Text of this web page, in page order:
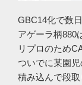
GBC14化で数
アゲーラ柄880
リプロのため
ついでに某園
積み込んで段